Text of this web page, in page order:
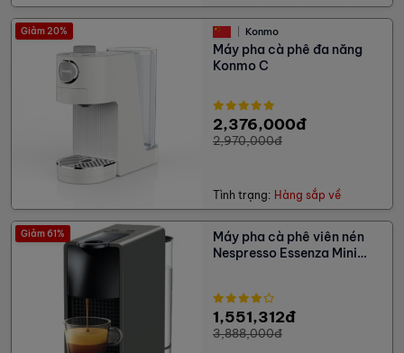
Konmo
Máy pha cà phê đa năng
Konmo C
2,376,000đ
2,970,000đ
Giảm 20%
Tình trạng: Hàng sắp về
Máy pha cà phê viên nén
Nespresso Essenza Mini
1,551,312đ
3,888,000đ
Giảm 61%